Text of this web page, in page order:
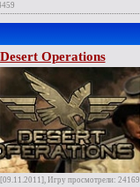
Desert Operations
[09.11.2011], Игру просмотрели: 24169